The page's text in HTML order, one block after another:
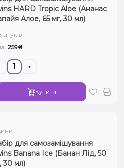
HARD Tropic Aloe (Ананас
Алое, 65 мг, 30 мл)
259₴
+
Купити
для самозамішування
Banana Ice (Банан Лід, 50
30 мл)